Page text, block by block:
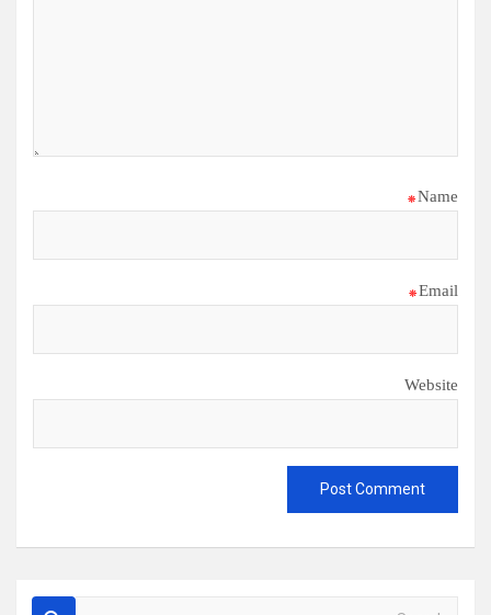
Name
*
Email
*
Website